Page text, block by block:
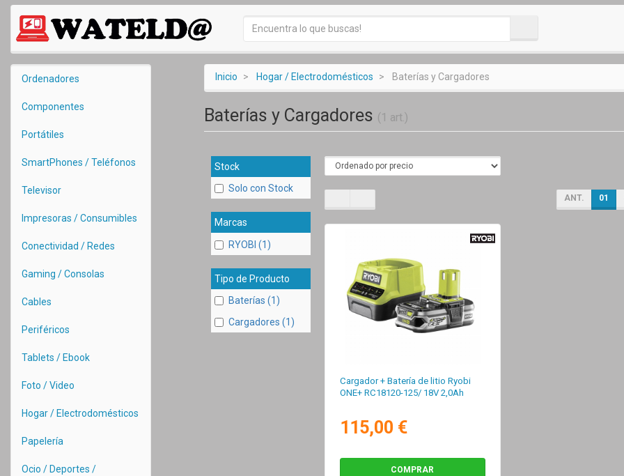
Ordenadores
Componentes
Portátiles
SmartPhones / Teléfonos
Televisor
Impresoras / Consumibles
Conectividad / Redes
Gaming / Consolas
Cables
Periféricos
Tablets / Ebook
Foto / Video
Hogar / Electrodomésticos
Papelería
Ocio / Deportes /
Inicio Hogar / Electrodomésticos Baterías y Cargadores
Baterías y Cargadores (1 art.)
Stock
Solo con Stock
Marcas
RYOBI (1)
Tipo de Producto
Baterías (1)
Cargadores (1)
ANT. 01
Cargador + Batería de litio Ryobi
ONE+ RC18120-125/ 18V 2,0Ah
115,00 €
COMPRAR